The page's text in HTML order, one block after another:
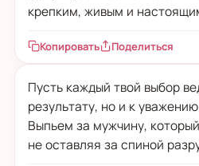
крепким, живым и
Копировать Поделиться
Пусть каждый твой выбор
результату, но и к
Выпьем за мужчину,
не оставляя за спиной